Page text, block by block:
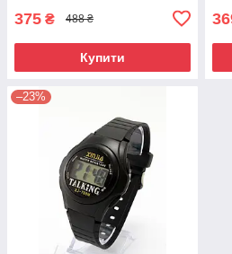
375 ₴ 488 ₴
Купити
–23%